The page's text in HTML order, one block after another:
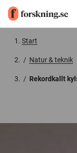
Start
/ Natur & teknik
/ Rekordkallt